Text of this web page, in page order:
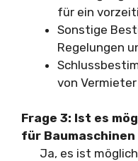
für ein
Sonstige
Regelungen
von
Frage 3: Ist es
für
Ja, es ist